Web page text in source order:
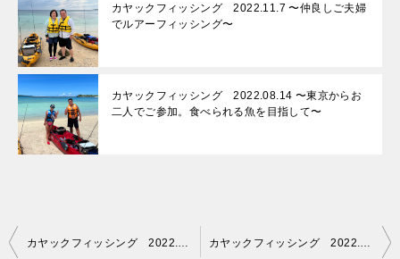
カヤックフィッシング 2022.11.7 〜仲良しご夫婦
でルアーフィッシング〜
カヤックフィッシング 2022.08.14 〜東京からお
二人でご参加。食べられる魚を目指して〜
投
カヤックフィッシング 2022.09.06 〜台風後にエサ釣り〜 カヤックフィッシング 2022.09.20 〜TOPで大物狙い〜